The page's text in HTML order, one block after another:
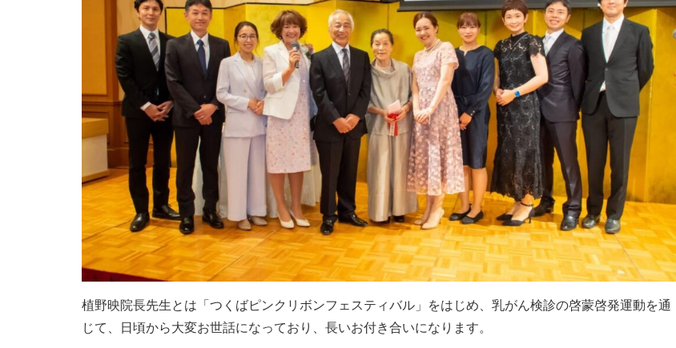
植野映院長先生とは「つくばピンクリボンフェスティバル」をはじめ、乳がん検診の啓蒙啓発運動を通
じて、日頃から大変お世話になっており、長いお付き合いになります。